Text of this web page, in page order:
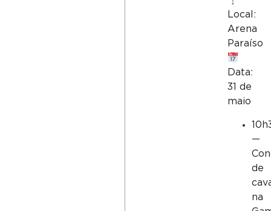
Local:
Arena
Paraíso
Data:
31 de
maio
—
de
na